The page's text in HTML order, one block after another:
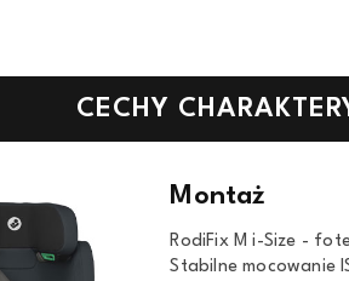
CECHY
Montaż
RodiFix M i-Size -
Stabilne mocowanie